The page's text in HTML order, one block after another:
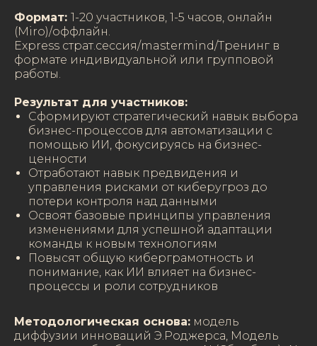
Формат: 1-20 участников, 1-5 часов, онлайн
(Miro)/оффлайн.
Express страт.сессия/mastermind/Тренинг в
формате индивидуальной или групповой
работы.
Результат для участников:
Сформируют стратегический навык выбора
бизнес-процессов для автоматизации с
помощью ИИ, фокусируясь на бизнес-
ценности
Отработают навык предвидения и
управления рисками от киберугроз до
потери контроля над данными
Освоят базовые принципы управления
изменениями для успешной адаптации
команды к новым технологиям
Повысят общую киберграмотность и
понимание, как ИИ влияет на бизнес-
процессы и роли сотрудников
Методологическая основа: модель
диффузии инноваций Э.Роджерса, Модель